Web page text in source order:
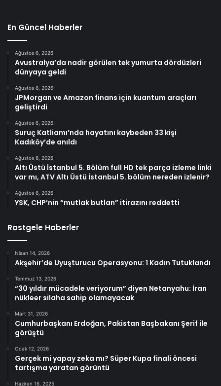
En Güncel Haberler
Ağustos 6, 2026
Avustralya’da nadir görülen tek yumurta dördüzleri
dünyaya geldi
Ağustos 6, 2026
JPMorgan ve Amazon finans için kuantum araçları
geliştirdi
Ağustos 6, 2026
Suruç Katliamı’nda hayatını kaybeden 33 kişi
Kadıköy’de anıldı
Ağustos 6, 2026
Altı Üstü İstanbul 5. Bölüm full HD tek parça izleme linki
var mı, ATV Altı Üstü İstanbul 5. bölüm nereden izlenir?
Ağustos 6, 2026
YSK, CHP’nin “mutlak butlan” itirazını reddetti
Rastgele Haberler
Nisan 14, 2026
Akşehir’de Uyuşturucu Operasyonu: 1 Kadın Tutuklandı
Temmuz 13, 2026
“30 yıldır mücadele veriyorum” diyen Netanyahu: İran
nükleer silaha sahip olamayacak
Mart 31, 2026
Cumhurbaşkanı Erdoğan, Pakistan Başbakanı Şerif ile
görüştü
Ocak 12, 2026
Gerçek mi yapay zeka mı? Süper Kupa finali öncesi
tartışma yaratan görüntü
Haziran 16, 2025